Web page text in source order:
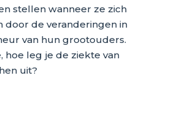
stellen wanneer ze zich
door de veranderingen in
van hun grootouders.
hoe leg je de ziekte van
uit?